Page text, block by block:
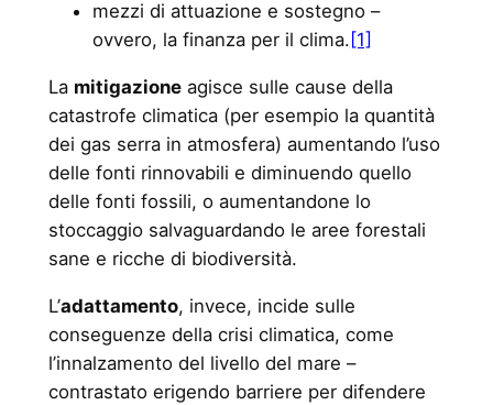
mezzi di attuazione e sostegno –
ovvero, la finanza per il clima.[1]
La mitigazioneagisce sulle cause della
catastrofe climatica (per esempio la quantità
dei gas serra in atmosfera) aumentando l’uso
delle fonti rinnovabili e diminuendo quello
delle fonti fossili, o aumentandone lo
stoccaggio salvaguardando le aree forestali
sane e ricche di biodiversità.
L’adattamento, invece, incide sulle
conseguenze della crisi climatica, come
l’innalzamento del livello del mare –
contrastato erigendo barriere per difendere